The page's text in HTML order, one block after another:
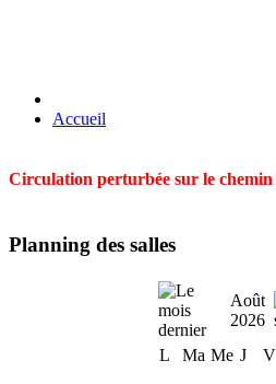
Accueil
Circulation perturbée sur le chemin
Planning des salles
Août
2026
L
Ma Me J V